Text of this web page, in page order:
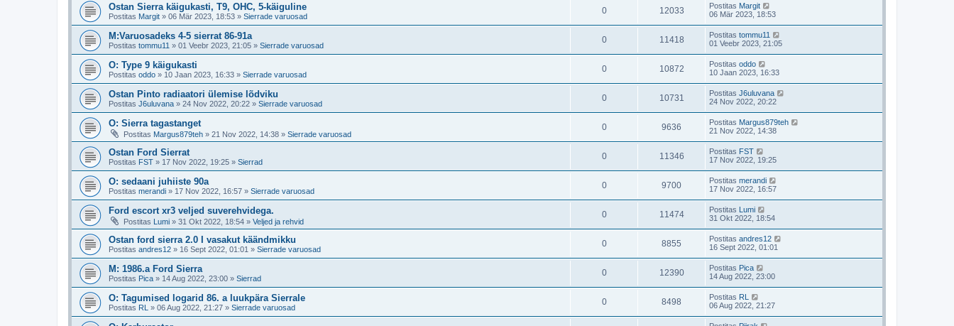
Ostan Sierra käigukasti, T9, OHC, 5-käiguline
Postitas Margit » 06 Mär 2023, 18:53 » Sierrade varuosad
0 12033 Postitas Margit
06 Mär 2023, 18:53
M:Varuosadeks 4-5 sierrat 86-91a
Postitas tommu11 » 01 Veebr 2023, 21:05 » Sierrade varuosad
0 11418 Postitas tommu11
01 Veebr 2023, 21:05
O: Type 9 käigukasti
Postitas oddo » 10 Jaan 2023, 16:33 » Sierrade varuosad
0 10872 Postitas oddo
10 Jaan 2023, 16:33
Ostan Pinto radiaatori ülemise lõdviku
Postitas J6uluvana » 24 Nov 2022, 20:22 » Sierrade varuosad
0 10731 Postitas J6uluvana
24 Nov 2022, 20:22
O: Sierra tagastanget
Postitas Margus879teh » 21 Nov 2022, 14:38 » Sierrade varuosad
0 9636 Postitas Margus879teh
21 Nov 2022, 14:38
Ostan Ford Sierrat
Postitas FST » 17 Nov 2022, 19:25 » Sierrad
0 11346 Postitas FST
17 Nov 2022, 19:25
O: sedaani juhiiste 90a
Postitas merandi » 17 Nov 2022, 16:57 » Sierrade varuosad
0 9700 Postitas merandi
17 Nov 2022, 16:57
Ford escort xr3 veljed suverehvidega.
Postitas Lumi » 31 Okt 2022, 18:54 » Veljed ja rehvid
0 11474 Postitas Lumi
31 Okt 2022, 18:54
Ostan ford sierra 2.0 I vasakut käändmikku
Postitas andres12 » 16 Sept 2022, 01:01 » Sierrade varuosad
0 8855 Postitas andres12
16 Sept 2022, 01:01
M: 1986.a Ford Sierra
Postitas Pica » 14 Aug 2022, 23:00 » Sierrad
0 12390 Postitas Pica
14 Aug 2022, 23:00
O: Tagumised logarid 86. a luukpära Sierrale
Postitas RL » 06 Aug 2022, 21:27 » Sierrade varuosad
0 8498 Postitas RL
06 Aug 2022, 21:27